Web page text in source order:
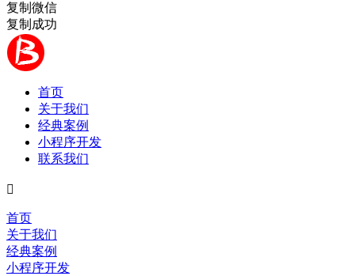
复制微信
复制成功
首页
关于我们
经典案例
小程序开发
联系我们

首页
关于我们
经典案例
小程序开发